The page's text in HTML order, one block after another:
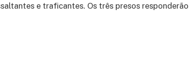
e traficantes. Os três presos responderão